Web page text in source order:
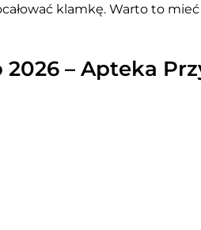
klamkę. Warto to mieć
– Apteka